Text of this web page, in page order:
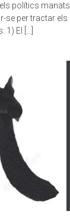
polítics manats
se per tractar els
El […]